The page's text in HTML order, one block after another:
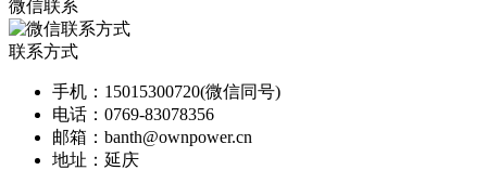
微信联系
联系方式
手机： 15015300720(微信同号)
电话： 0769-83078356
邮箱： banth@ownpower.cn
地址： 延庆